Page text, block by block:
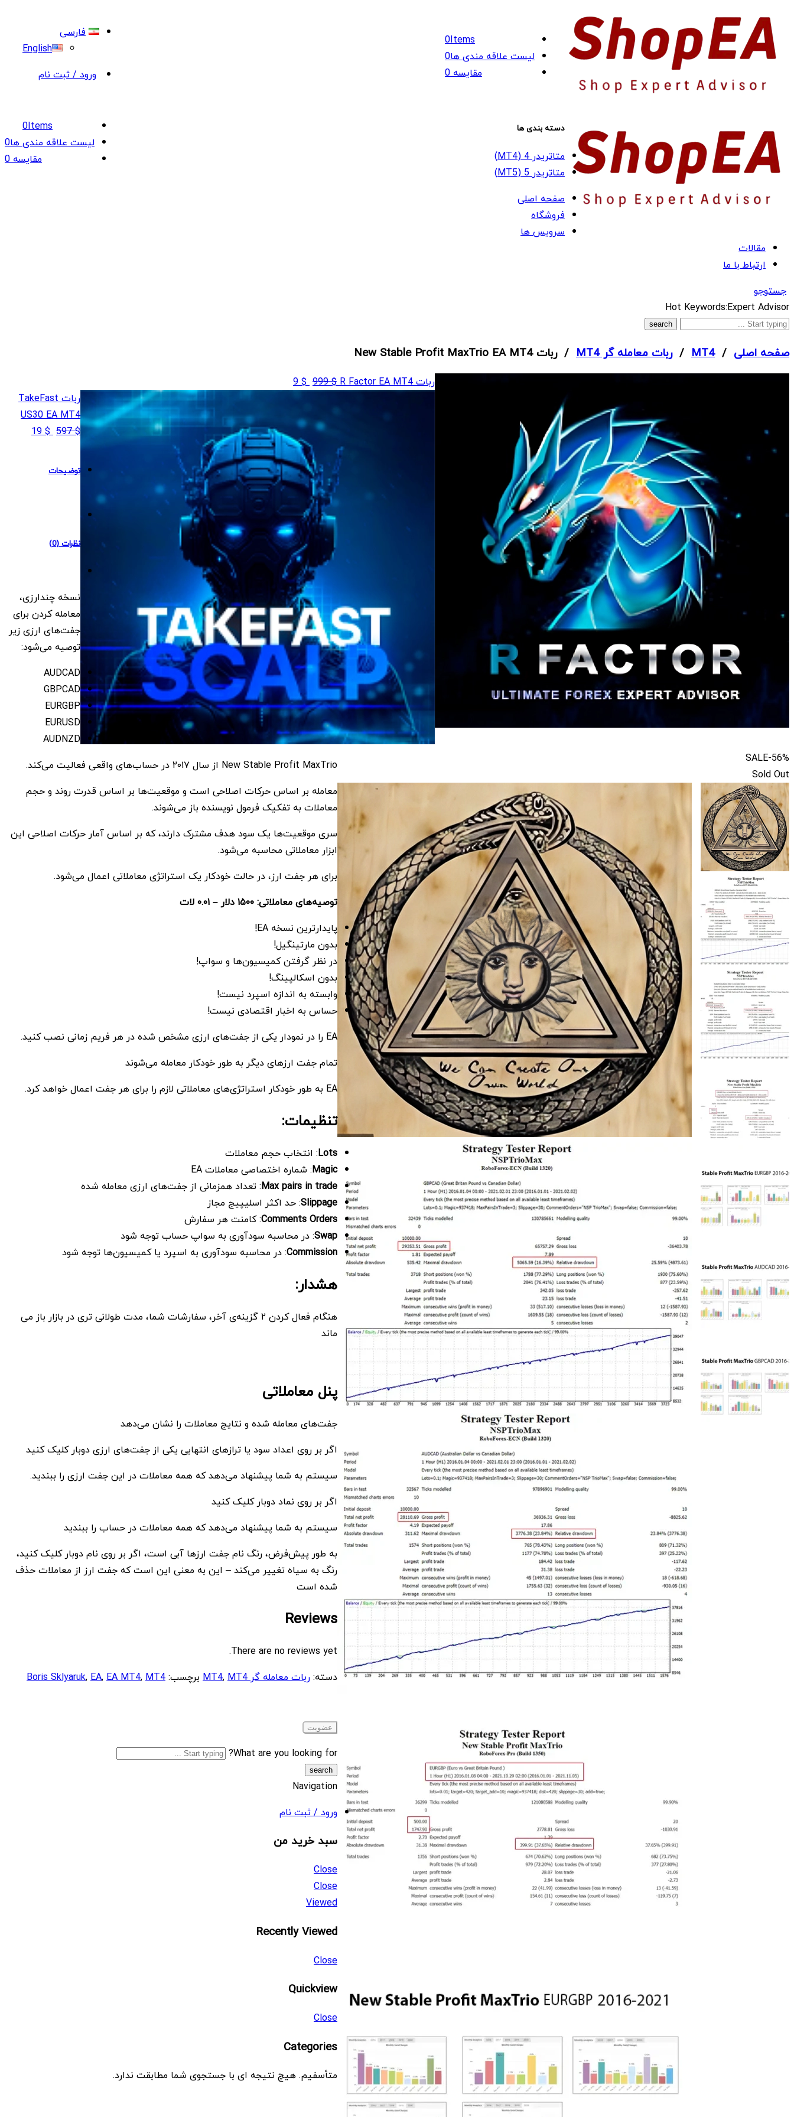
فارسی
English
ورود / ثبت نام
0Items
لیست علاقه مندی ها0
مقایسه0
0Items
لیست علاقه مندی ها0
مقایسه0
دسته بندی ها
متاتریدر 4 (MT4)
متاتریدر 5 (MT5)
صفحه اصلی
فروشگاه
سرویس ها
مقالات
ارتباط با ما
جستوجو
What
are
looking
for?
Hot Keywords:Expert Advisor
صفحه اصلی /
MT4
/ربات معامله گر MT4 / ربات New Stable Profit MaxTrio EA MT4
ربات R Factor EA MT4 $
999
قیمت
اصلی
بود.
$
9 قیمت
فعلی
است.
ربات TakeFast
US30 EA MT4
$
597
قیمت
بود.
$
19
قیمت
SALE-56%
Sold Out
توضیحات
نظرات (0)
نسخه چندارزی،
معامله کردن برای
جفت‌های ارزی زیر
توصیه می‌شود:
AUDCAD
GBPCAD
EURGBP
EURUSD
AUDNZD
New Stable Profit MaxTrio از سال ۲۰۱۷ در حساب‌های واقعی فعالیت می‌کند.
معامله بر اساس حرکات اصلاحی است و موقعیت‌ها بر اساس قدرت روند و حجم
معاملات به تفکیک فرمول نویسنده باز می‌شوند.
سری موقعیت‌ها یک سود هدف مشترک دارند، که بر اساس آمار حرکات اصلاحی این
ابزار معاملاتی محاسبه می‌شود.
برای هر جفت ارز، در حالت خودکار یک استراتژی معاملاتی اعمال می‌شود.
توصیه‌های معاملاتی:۱۵۰۰دلار –۰.۰۱لات
پایدارترین نسخه EA!
بدون مارتینگیل!
در نظر گرفتن کمیسیون‌ها و سواپ!
بدون اسکالپینگ!
وابسته به اندازه اسپرد نیست!
حساس به اخبار اقتصادی نیست!
EA را در نمودار یکی از جفت‌های ارزی مشخص شده در هر فریم زمانی نصب کنید.
تمام جفت‌ ارزهای دیگر به طور خودکار معامله می‌شوند
EA به طور خودکار استراتژی‌های معاملاتی لازم را برای هر جفت اعمال خواهد کرد.
تنظیمات:
Lots: انتخاب حجم معاملات
Magic: شماره اختصاصی معاملات EA
Max pairs in trade: تعداد همزمانی از جفت‌های ارزی معامله شده
Slippage: حد اکثر اسلیپیج مجاز
Comments Orders: کامنت هر سفارش
Swap: در محاسبه سودآوری به سواپ حساب توجه شود
Commission: در محاسبه سودآوری به اسپرد یا کمیسیون‌ها توجه شود
هشدار:
هنگام فعال کردن ۲ گزینه‌ی آخر، سفارشات شما، مدت طولانی تری در بازار باز می
ماند
پنل معاملاتی
جفت‌های معامله شده و نتایج معاملات را نشان می‌دهد
اگر بر روی اعداد سود یا ترازهای انتهایی یکی از جفت‌های ارزی دوبار کلیک کنید
سیستم به شما پیشنهاد می‌دهد که همه معاملات در این جفت ارزی را ببندید.
اگر بر روی نماد دوبار کلیک کنید
سیستم به شما پیشنهاد می‌دهد که همه معاملات در حساب را ببندید
به طور پیش‌فرض، رنگ نام جفت‌ ارزها آبی است، اگر بر روی نام دوبار کلیک کنید،
رنگ به سیاه تغییر می‌کند – این به معنی این است که جفت ارز از معاملات حذف
شده است
Reviews
There are no reviews yet.
دسته:ربات معامله گر MT4 ,MT4 برچسب: Boris Sklyaruk,EA,EA MT4,MT4
What are you looking for?
Navigation
ورود / ثبت نام
سبد خرید من
Close
Close
Viewed
Recently Viewed
Close
Quickview
Close
Categories
متأسفیم. هیچ نتیجه ای با جستجوی شما مطابقت ندارد.